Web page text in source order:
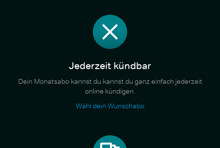
Jederzeit kündbar
Dein Monatsabo kannst du kannst du ganz einfach jederzeit
online kündigen.
Wähl dein Wunschabo